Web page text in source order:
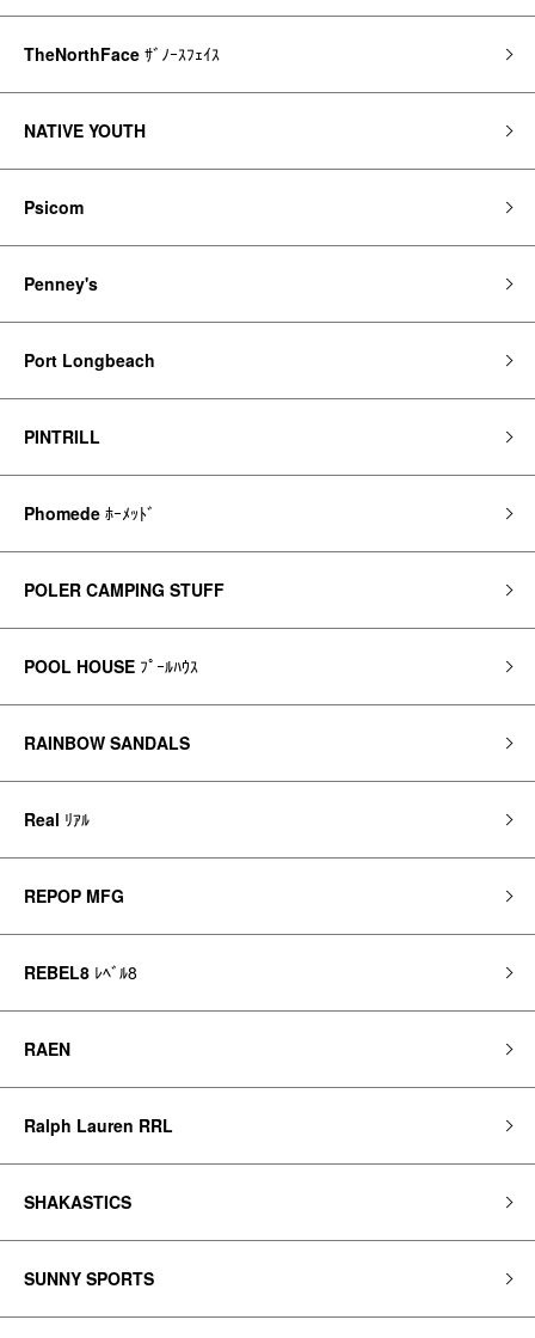
TheNorthFace ｻﾞﾉｰｽﾌｪｲｽ
NATIVE YOUTH
Psicom
Penney's
Port Longbeach
PINTRILL
Phomede ﾎｰﾒｯﾄﾞ
POLER CAMPING STUFF
POOL HOUSE ﾌﾟｰﾙﾊｳｽ
RAINBOW SANDALS
Real ﾘｱﾙ
REPOP MFG
REBEL8 ﾚﾍﾞﾙ8
RAEN
Ralph Lauren RRL
SHAKASTICS
SUNNY SPORTS